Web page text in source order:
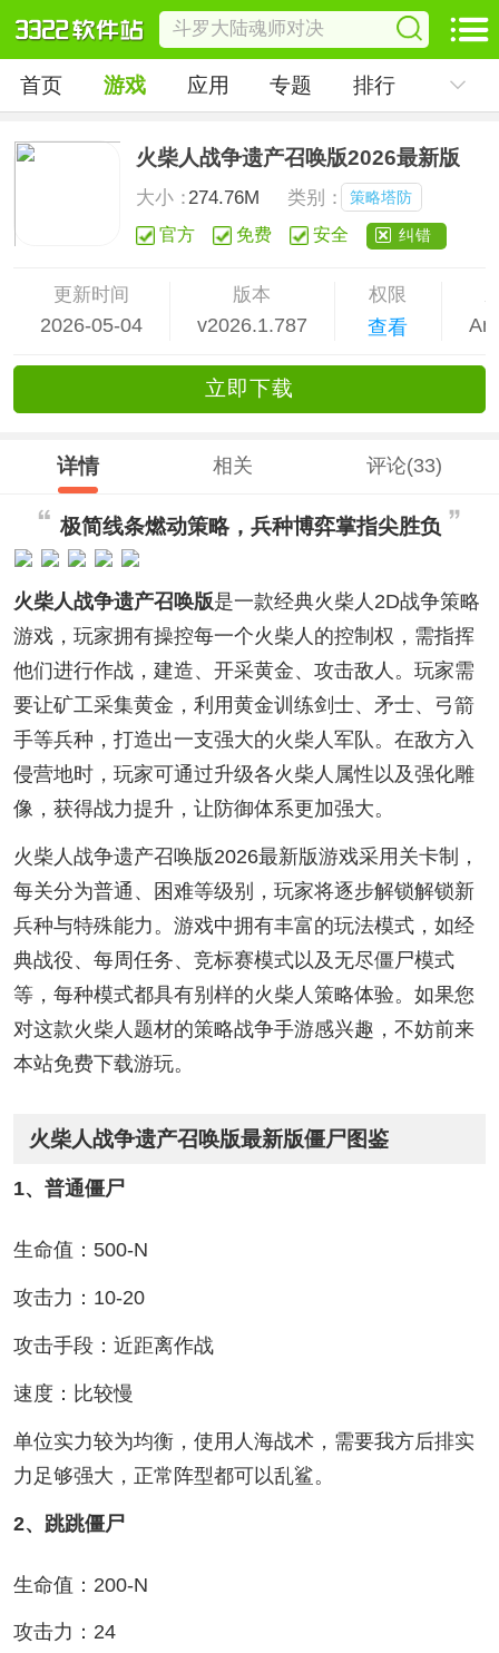
首页 游戏 应用 专题 排行
火柴人战争遗产召唤版2026最新版
大小：274.76M 类别： 策略塔防
官方 免费 安全 纠错
更新时间
2026-05-04
版本
v2026.1.787
权限
查看
立即下载
详情 相关 评论(33)
极简线条燃动策略，兵种博弈掌指尖胜负
火柴人战争遗产召唤版是一款经典火柴人2D战争策略
游戏，玩家拥有操控每一个火柴人的控制权，需指挥
他们进行作战，建造、开采黄金、攻击敌人。玩家需
要让矿工采集黄金，利用黄金训练剑士、矛士、弓箭
手等兵种，打造出一支强大的火柴人军队。在敌方入
侵营地时，玩家可通过升级各火柴人属性以及强化雕
像，获得战力提升，让防御体系更加强大。
火柴人战争遗产召唤版2026最新版游戏采用关卡制，
每关分为普通、困难等级别，玩家将逐步解锁解锁新
兵种与特殊能力。游戏中拥有丰富的玩法模式，如经
典战役、每周任务、竞标赛模式以及无尽僵尸模式
等，每种模式都具有别样的火柴人策略体验。如果您
对这款火柴人题材的策略战争手游感兴趣，不妨前来
本站免费下载游玩。
火柴人战争遗产召唤版最新版僵尸图鉴
1、普通僵尸
生命值：500-N
攻击力：10-20
攻击手段：近距离作战
速度：比较慢
单位实力较为均衡，使用人海战术，需要我方后排实
力足够强大，正常阵型都可以乱鲨。
2、跳跳僵尸
生命值：200-N
攻击力：24